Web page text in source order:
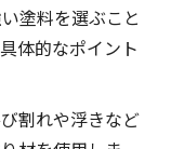
塗料を選ぶこと
体的なポイント
割れや浮きなど